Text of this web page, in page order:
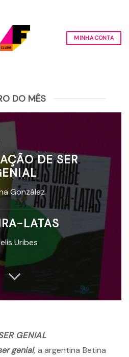
MINHA CONTA
DO MÊS
DE SER
González
LATAS
Uribes
GENIAL
genial, a argentina Betina